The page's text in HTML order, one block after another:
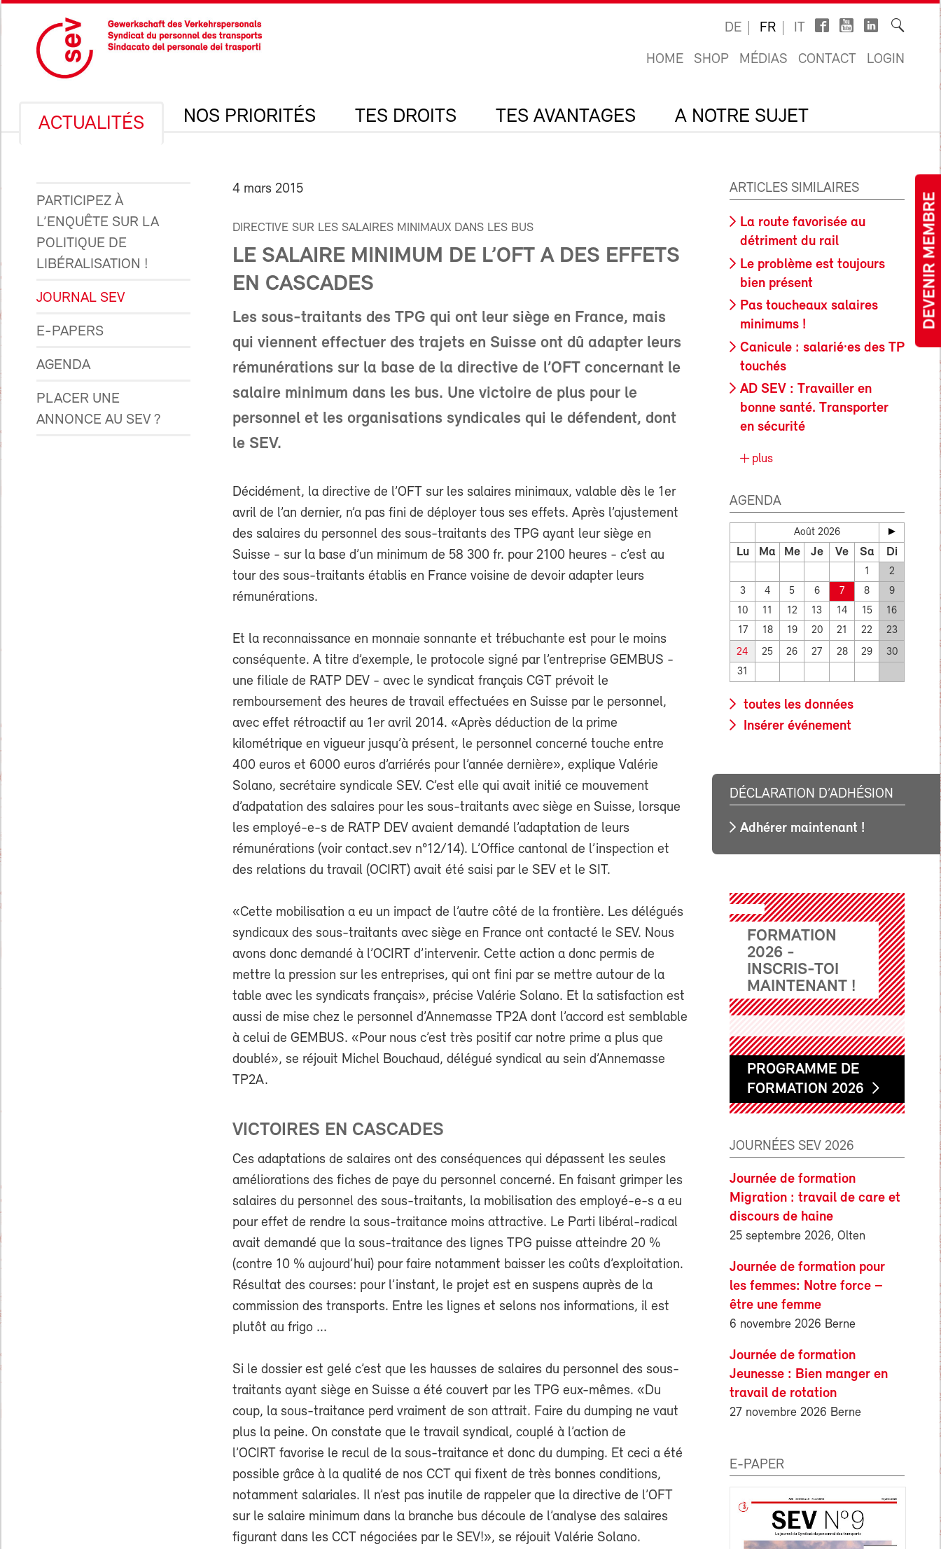
DEVENIR MEMBRE
DE FR IT
HOME SHOP MÉDIAS CONTACT LOGIN
ACTUALITÉS NOS PRIORITÉS TES DROITS TES AVANTAGES A NOTRE SUJET
PARTICIPEZ À
L’ENQUÊTE SUR LA
POLITIQUE DE
LIBÉRALISATION !
JOURNAL SEV
E-PAPERS
AGENDA
PLACER UNE
ANNONCE AU SEV ?
4 mars 2015
DIRECTIVE SUR LES SALAIRES MINIMAUX DANS LES BUS
LE SALAIRE MINIMUM DE L’OFT A DES EFFETS
EN CASCADES
Les sous-traitants des TPG qui ont leur siège en France, mais
qui viennent effectuer des trajets en Suisse ont dû adapter leurs
rémunérations sur la base de la directive de l’OFT concernant le
salaire minimum dans les bus. Une victoire de plus pour le
personnel et les organisations syndicales qui le défendent, dont
le SEV.
Décidément, la directive de l’OFT sur les salaires minimaux, valable dès le 1er
avril de l’an dernier, n’a pas fini de déployer tous ses effets. Après l’ajustement
des salaires du personnel des sous-traitants des TPG ayant leur siège en
Suisse - sur la base d’un minimum de 58 300 fr. pour 2100 heures - c’est au
tour des sous-traitants établis en France voisine de devoir adapter leurs
rémunérations.
Et la reconnaissance en monnaie sonnante et trébuchante est pour le moins
conséquente. A titre d’exemple, le protocole signé par l’entreprise GEMBUS -
une filiale de RATP DEV - avec le syndicat français CGT prévoit le
remboursement des heures de travail effectuées en Suisse par le personnel,
avec effet rétroactif au 1er avril 2014. «Après déduction de la prime
kilométrique en vigueur jusqu’à présent, le personnel concerné touche entre
400 euros et 6000 euros d’arriérés pour l’année dernière», explique Valérie
Solano, secrétaire syndicale SEV. C’est elle qui avait initié ce mouvement
d’adpatation des salaires pour les sous-traitants avec siège en Suisse, lorsque
les employé-e-s de RATP DEV avaient demandé l’adaptation de leurs
rémunérations (voir contact.sev n°12/14). L’Office cantonal de l’inspection et
des relations du travail (OCIRT) avait été saisi par le SEV et le SIT.
«Cette mobilisation a eu un impact de l’autre côté de la frontière. Les délégués
syndicaux des sous-traitants avec siège en France ont contacté le SEV. Nous
avons donc demandé à l’OCIRT d’intervenir. Cette action a donc permis de
mettre la pression sur les entreprises, qui ont fini par se mettre autour de la
table avec les syndicats français», précise Valérie Solano. Et la satisfaction est
aussi de mise chez le personnel d’Annemasse TP2A dont l’accord est semblable
à celui de GEMBUS. «Pour nous c’est très positif car notre prime a plus que
doublé», se réjouit Michel Bouchaud, délégué syndical au sein d’Annemasse
TP2A.
VICTOIRES EN CASCADES
Ces adaptations de salaires ont des conséquences qui dépassent les seules
améliorations des fiches de paye du personnel concerné. En faisant grimper les
salaires du personnel des sous-traitants, la mobilisation des employé-e-s a eu
pour effet de rendre la sous-traitance moins attractive. Le Parti libéral-radical
avait demandé que la sous-traitance des lignes TPG puisse atteindre 20 %
(contre 10 % aujourd’hui) pour faire notamment baisser les coûts d’exploitation.
Résultat des courses: pour l’instant, le projet est en suspens auprès de la
commission des transports. Entre les lignes et selons nos informations, il est
plutôt au frigo ...
Si le dossier est gelé c’est que les hausses de salaires du personnel des sous-
traitants ayant siège en Suisse a été couvert par les TPG eux-mêmes. «Du
coup, la sous-traitance perd vraiment de son attrait. Faire du dumping ne vaut
plus la peine. On constate que le travail syndical, couplé à l’action de
l’OCIRT favorise le recul de la sous-traitance et donc du dumping. Et ceci a été
possible grâce à la qualité de nos CCT qui fixent de très bonnes conditions,
notamment salariales. Il n’est pas inutile de rappeler que la directive de l’OFT
sur le salaire minimum dans la branche bus découle de l’analyse des salaires
figurant dans les CCT négociées par le SEV!», se réjouit Valérie Solano.
ARTICLES SIMILAIRES
La route favorisée au
détriment du rail
Le problème est toujours
bien présent
Pas toucheaux salaires
minimums !
Canicule : salarié·es des TP
touchés
AD SEV : Travailler en
bonne santé. Transporter
en sécurité
plus
AGENDA
Août 2026
Lu Ma Me Je Ve Sa Di
1
2
3
4 5 6 7 8
9
10
11 12 13 14 15
16
17
18 19 20 21 22 23
24 25 26 27 28 29
30
31
toutes les données
Insérer événement
DÉCLARATION D’ADHÉSION
Adhérer maintenant !
FORMATION
2026 -
INSCRIS-TOI
MAINTENANT !
PROGRAMME DE
FORMATION 2026
JOURNÉES SEV 2026
Journée de formation
Migration : travail de care et
discours de haine
25 septembre 2026, Olten
Journée de formation pour
les femmes: Notre force –
être une femme
6 novembre 2026 Berne
Journée de formation
Jeunesse : Bien manger en
travail de rotation
27 novembre 2026 Berne
E-PAPER